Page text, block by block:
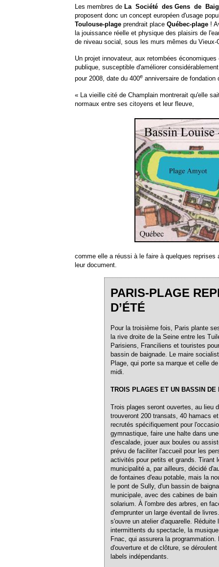
Les membres de La Société des Gens de
proposent donc un concept européen d'usage
Toulouse-plage prendrait place Québec-plage !
la jouissance réelle et physique des plaisirs de
de niveau social, sous les murs mêmes du
Un projet innovateur, aux retombées
publique, susceptible d'améliorer
pour 2008, date du 400e anniversaire de fondation
« La vieille cité de Champlain montrerait qu'elle
normaux entre ses citoyens et leur fleuve,
comme elle a réussi à le faire à quelques
leur document.
PARIS-PLAGE
D’ÉTÉ
Pour la troisième fois, Paris plante
la rive droite de la Seine entre les
Parisiens, Franciliens et touristes
bassin de baignade. Le maire
Plage, qui porte sa marque et celle
midi.
TROIS PLAGES ET UN BASSIN DE
Trois plages seront ouvertes, au lieu
trouveront 200 transats, 40 hamacs
recrutés spécifiquement pour
gymnastique, faire une halte dans
d'escalade, jouer aux boules ou
prévu de faciliter l'accueil pour les
activités pour petits et grands. Tirant
municipalité a, par ailleurs, décidé
de fontaines d'eau potable, mais la
le pont de Sully, d'un bassin de
municipale, avec des cabines de
solarium. À l'ombre des arbres, en
d'emprunter un large éventail de
s'ouvre un atelier d'aquarelle.
intermittents du spectacle, la
Fnac, qui assurera la
d'ouverture et de clôture, se
labels indépendants.